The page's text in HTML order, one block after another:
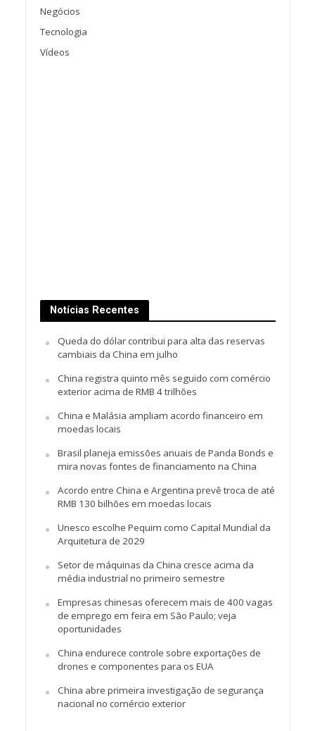
Negócios
Tecnologia
Vídeos
Notícias Recentes
Queda do dólar contribui para alta das reservas
cambiais da China em julho
China registra quinto mês seguido com comércio
exterior acima de RMB 4 trilhões
China e Malásia ampliam acordo financeiro em
moedas locais
Brasil planeja emissões anuais de Panda Bonds e
mira novas fontes de financiamento na China
Acordo entre China e Argentina prevê troca de até
RMB 130 bilhões em moedas locais
Unesco escolhe Pequim como Capital Mundial da
Arquitetura de 2029
Setor de máquinas da China cresce acima da
média industrial no primeiro semestre
Empresas chinesas oferecem mais de 400 vagas
de emprego em feira em São Paulo; veja
oportunidades
China endurece controle sobre exportações de
drones e componentes para os EUA
China abre primeira investigação de segurança
nacional no comércio exterior